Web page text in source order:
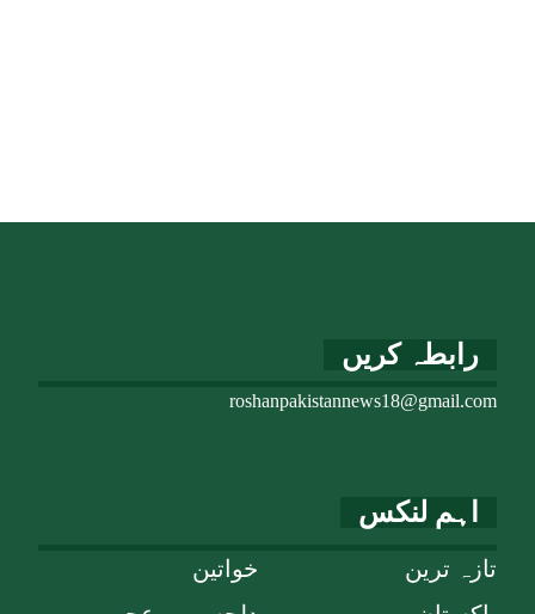
اہم لنکس
خواتین
تازہ ترین
رابطہ کریں
roshanpakistannews18@gmail.com